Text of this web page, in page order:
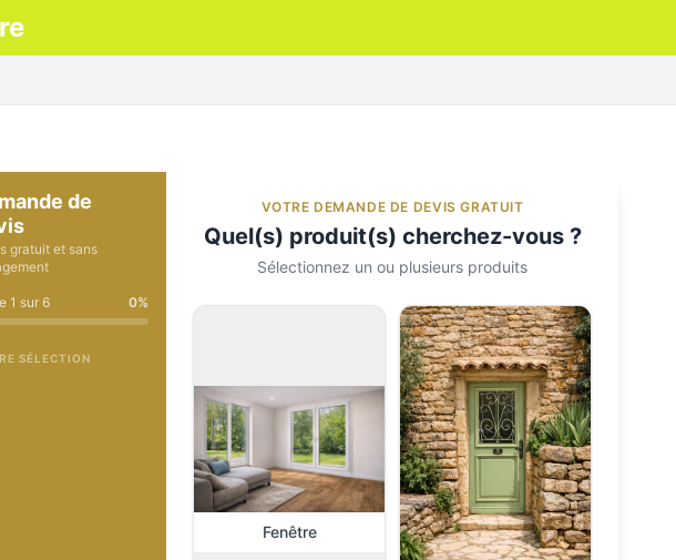
de
gratuit et sans
1 sur 6 0%
SÉLECTION
VOTRE DEMANDE DE DEVIS GRATUIT
Quel(s) produit(s) cherchez-vous ?
Sélectionnez un ou plusieurs produits
Fenêtre